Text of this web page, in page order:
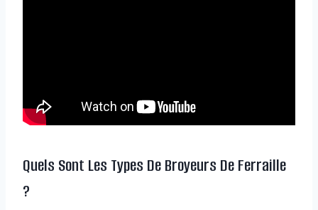
Quels Sont Les Types De Broyeurs De Ferraille
?